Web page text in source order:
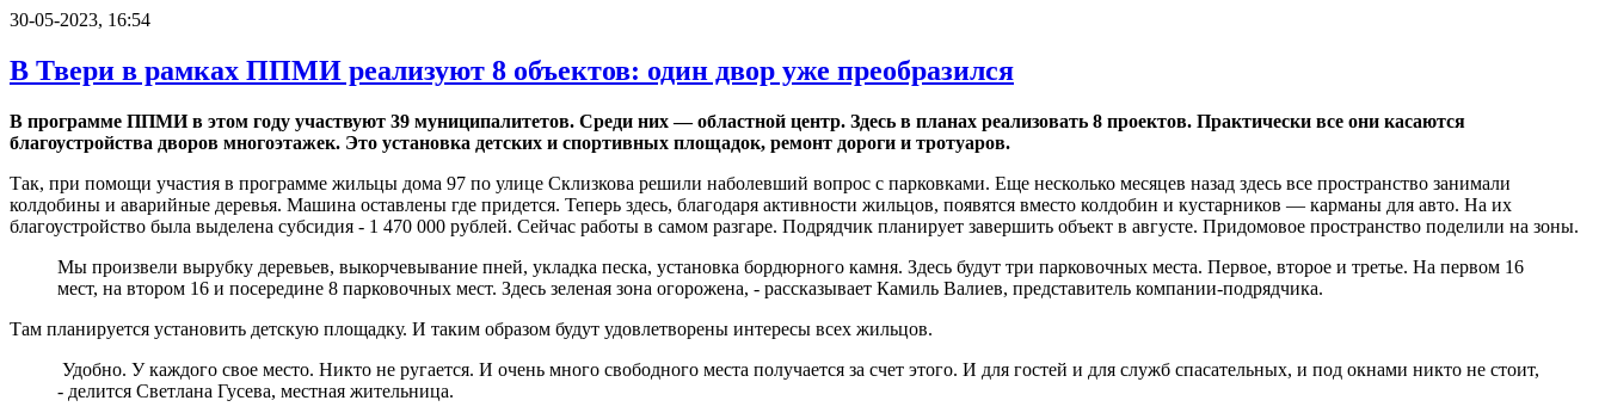
30-05-2023, 16:54
В Твери в рамках ППМИ реализуют 8 объектов: один двор уже преобразился
В программе ППМИ в этом году участвуют 39 муниципалитетов. Среди них — областной центр. Здесь в планах реализовать 8 проектов. Практически все они касаются
благоустройства дворов многоэтажек. Это установка детских и спортивных площадок, ремонт дороги и тротуаров.
Так, при помощи участия в программе жильцы дома 97 по улице Склизкова решили наболевший вопрос с парковками. Еще несколько месяцев назад здесь все пространство занимали
колдобины и аварийные деревья. Машина оставлены где придется. Теперь здесь, благодаря активности жильцов, появятся вместо колдобин и кустарников — карманы для авто. На их
благоустройство была выделена субсидия - 1 470 000 рублей. Сейчас работы в самом разгаре. Подрядчик планирует завершить объект в августе. Придомовое пространство поделили на зоны.
Мы произвели вырубку деревьев, выкорчевывание пней, укладка песка, установка бордюрного камня. Здесь будут три парковочных места. Первое, второе и третье. На первом 16
мест, на втором 16 и посередине 8 парковочных мест. Здесь зеленая зона огорожена, - рассказывает Камиль Валиев, представитель компании-подрядчика.
Там планируется установить детскую площадку. И таким образом будут удовлетворены интересы всех жильцов.
​ Удобно. У каждого свое место. Никто не ругается. И очень много свободного места получается за счет этого. И для гостей и для служб спасательных, и под окнами никто не стоит,
- делится Светлана Гусева, местная жительница.